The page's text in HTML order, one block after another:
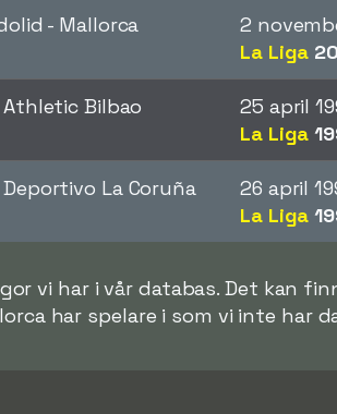
- Mallorca
2
La Liga
Athletic Bilbao
25 april
La Liga
La Coruña
26 april
La Liga
vi har i vår databas. Det kan
har spelare i som vi inte har